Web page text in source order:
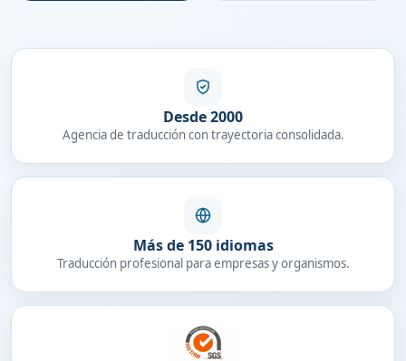
Desde 2000
Agencia de traducción con trayectoria consolidada.
Más de 150 idiomas
Traducción profesional para empresas y organismos.